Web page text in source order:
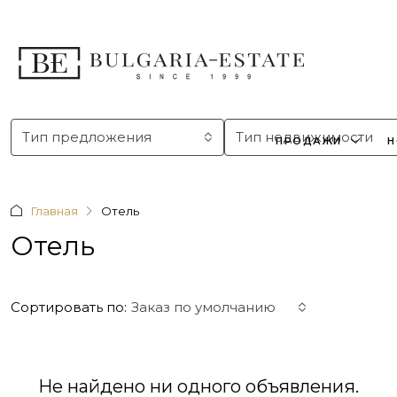
ПРОДАЖИ
Тип предложения Тип недвижимости
Главная Отель
Отель
Сортировать по: Заказ по умолчанию
Не найдено ни одного объявления.